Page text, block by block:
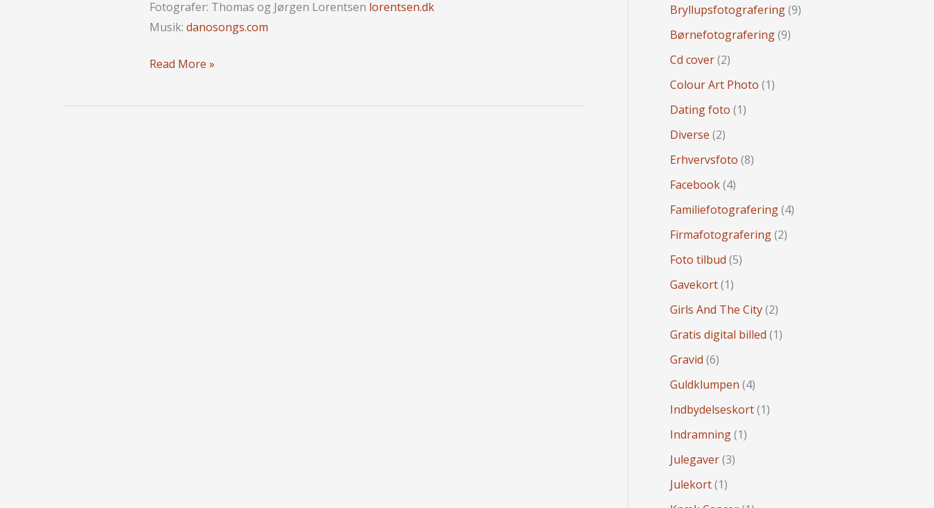
Fotografer: Thomas og Jørgen Lorentsen lorentsen.dk
Musik:danosongs.com
YouTube
“Girls
Read More »
Bryllupsfotografering(9)
Børnefotografering(9)
Cd cover(2)
Colour Art Photo (1)
Dating foto (1)
Diverse (2)
Erhvervsfoto (8)
Facebook(4)
Familiefotografering(4)
Firmafotografering(2)
Foto tilbud (5)
Gavekort(1)
Girls And The City(2)
Gratis digital billed (1)
Gravid (6)
Guldklumpen (4)
Indbydelseskort(1)
Indramning(1)
Julegaver(3)
Julekort(1)